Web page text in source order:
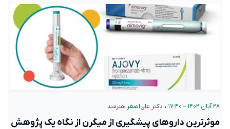
۲۸ آبان ۱۴۰۲ – ۱۷:۴۰ • دکتر علی‌اصغر هنرمند
موثرترین داروهای پیشگیری از میگرن از نگاه یک پژوهش